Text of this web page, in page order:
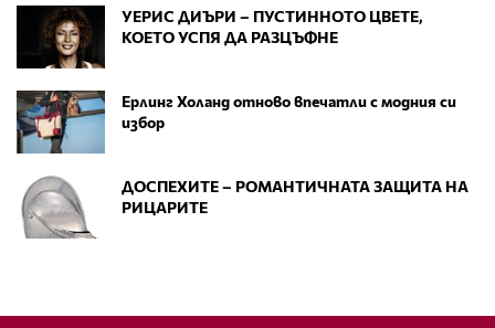
УЕРИС ДИЪРИ – ПУСТИННОТО ЦВЕТЕ,
КОЕТО УСПЯ ДА РАЗЦЪФНЕ
Ерлинг Холанд отново впечатли с модния си
избор
ДОСПЕХИТЕ – РОМАНТИЧНАТА ЗАЩИТА НА
РИЦАРИТЕ